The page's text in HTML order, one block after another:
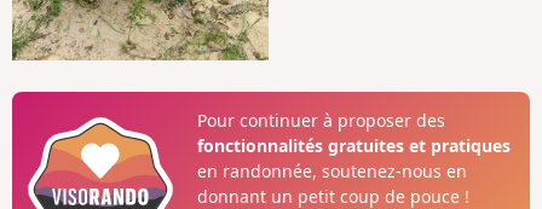
Pour continuer à proposer des
fonctionnalités gratuites et pratiques
en randonnée, soutenez-nous en
donnant un petit coup de pouce !